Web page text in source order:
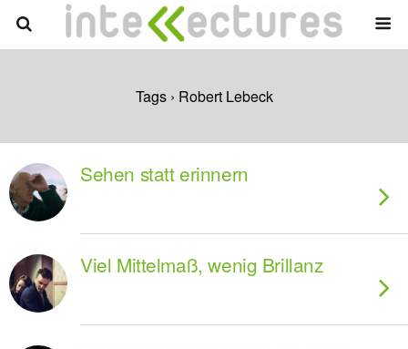
Tags › Robert Lebeck
Sehen statt erinnern
Viel Mittelmaß, wenig Brillanz